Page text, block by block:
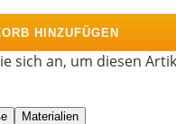
HINZUFÜGEN
sich an, um diesen
Materialien